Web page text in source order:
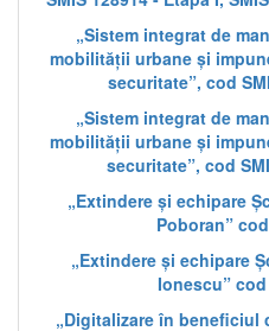
„Sistem integrat de
mobilității urbane și
securitate”, cod
„Sistem integrat de
mobilității urbane și
securitate”, cod
„Extindere și echipare
Poboran”
„Extindere și echipare
Ionescu” cod
„Digitalizare în beneficiul